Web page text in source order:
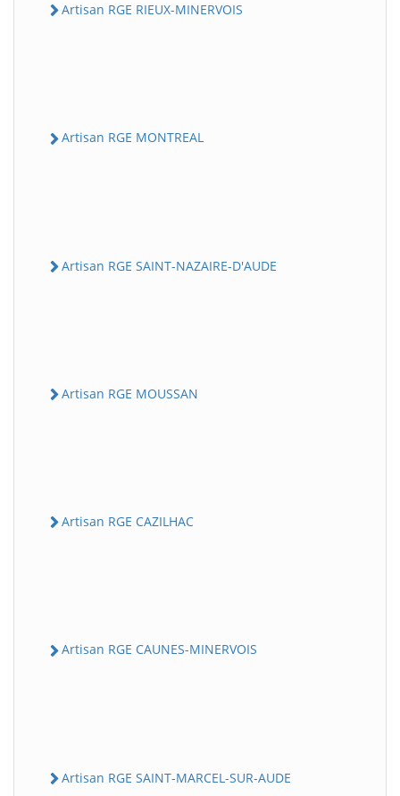
Artisan RGE RIEUX-MINERVOIS
Artisan RGE MONTREAL
Artisan RGE SAINT-NAZAIRE-D'AUDE
Artisan RGE MOUSSAN
Artisan RGE CAZILHAC
Artisan RGE CAUNES-MINERVOIS
Artisan RGE SAINT-MARCEL-SUR-AUDE